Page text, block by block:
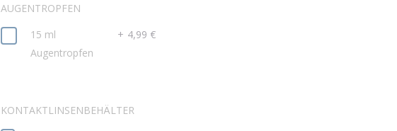
AUGENTROPFEN
15 ml
Augentropfen
+ 4,99 €
KONTAKTLINSENBEHÄLTER